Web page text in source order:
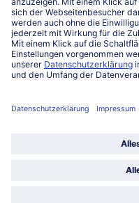
Über uns